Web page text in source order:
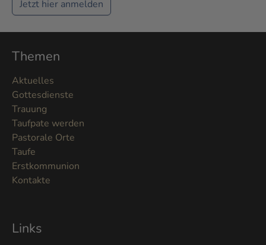
Jetzt hier anmelden
Themen
Aktuelles
Gottesdienste
Trauung
Taufpate werden
Pastorale Orte
Taufe
Erstkommunion
Kontakte
Links